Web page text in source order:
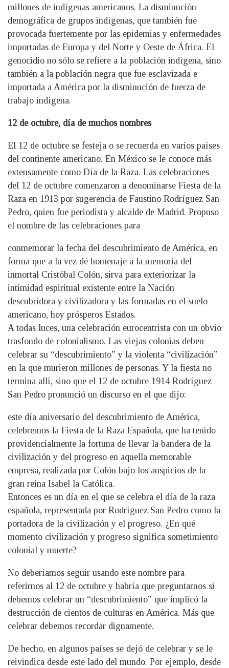
millones de indígenas americanos. La disminución
demográfica de grupos indígenas, que también fue
provocada fuertemente por las epidemias y enfermedades
importadas de Europa y del Norte y Oeste de África. El
genocidio no sólo se refiere a la población indígena, sino
también a la población negra que fue esclavizada e
importada a América por la disminución de fuerza de
trabajo indígena.
12 de octubre, día de muchos nombres
El 12 de octubre se festeja o se recuerda en varios países
del continente americano. En México se le conoce más
extensamente como Día de la Raza. Las celebraciones
del 12 de octubre comenzaron a denominarse Fiesta de la
Raza en 1913 por sugerencia de Faustino Rodríguez San
Pedro, quien fue periodista y alcalde de Madrid. Propuso
el nombre de las celebraciones para
conmemorar la fecha del descubrimiento de América, en
forma que a la vez dé homenaje a la memoria del
inmortal Cristóbal Colón, sirva para exteriorizar la
intimidad espiritual existente entre la Nación
descubridora y civilizadora y las formadas en el suelo
americano, hoy prósperos Estados.
A todas luces, una celebración eurocentrista con un obvio
trasfondo de colonialismo. Las viejas colonias deben
celebrar su “descubrimiento” y la violenta “civilización”
en la que murieron millones de personas. Y la fiesta no
termina allí, sino que el 12 de octubre 1914 Rodríguez
San Pedro pronunció un discurso en el que dijo:
este día aniversario del descubrimiento de América,
celebremos la Fiesta de la Raza Española, que ha tenido
providencialmente la fortuna de llevar la bandera de la
civilización y del progreso en aquella memorable
empresa, realizada por Colón bajo los auspicios de la
gran reina Isabel la Católica.
Entonces es un día en el que se celebra el día de la raza
española, representada por Rodríguez San Pedro como la
portadora de la civilización y el progreso. ¿En qué
momento civilización y progreso significa sometimiento
colonial y muerte?
No deberíamos seguir usando este nombre para
referirnos al 12 de octubre y habría que preguntarnos si
debemos celebrar un “descubrimiento” que implicó la
destrucción de cientos de culturas en América. Más que
celebrar debemos recordar dignamente.
De hecho, en algunos países se dejó de celebrar y se le
reivindica desde este lado del mundo. Por ejemplo, desde